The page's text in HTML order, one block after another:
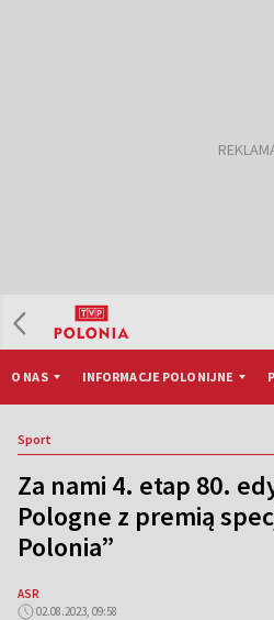
O NAS INFORMACJE POLONIJNE
Sport
Za nami 4. etap 80.
Pologne z premią
Polonia”
ASR
02.08.2023, 09:58